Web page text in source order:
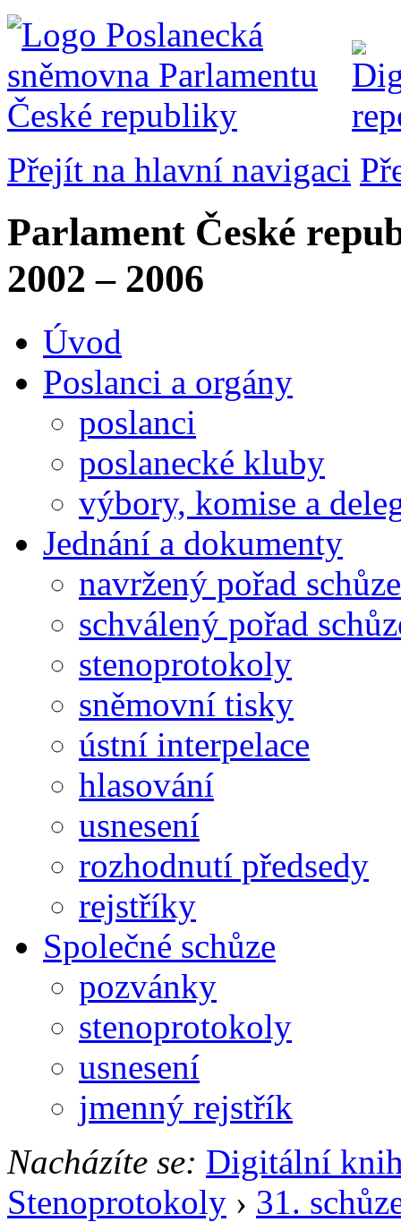
Přejít na hlavní navigaci
Parlament České
2002 – 2006
Úvod
Poslanci a orgány
poslanci
poslanecké kluby
výbory, komise a
Jednání a dokumenty
navržený pořad schůze
schválený pořad
stenoprotokoly
sněmovní tisky
ústní interpelace
hlasování
usnesení
rozhodnutí předsedy
rejstříky
Společné schůze
pozvánky
stenoprotokoly
usnesení
jmenný rejstřík
Nacházíte se: Digitální
Stenoprotokoly › 31.